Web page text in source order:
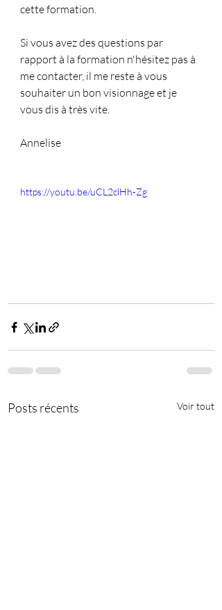
cette formation.
Si vous avez des questions par
rapport à la formation n'hésitez pas à
me contacter, il me reste à vous
souhaiter un bon visionnage et je
vous dis à très vite.
Annelise
https://youtu.be/uCL2clHh-Zg
Posts récents Voir tout